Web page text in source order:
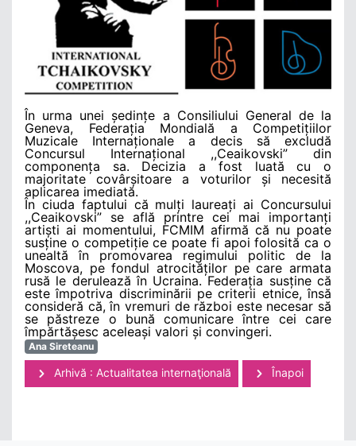
În urma unei ședințe a Consiliului General de la
Geneva, Federația Mondială a Competițiilor
Muzicale Internaționale a decis să excludă
Concursul Internațional ,,Ceaikovski” din
componența sa. Decizia a fost luată cu o
majoritate covârșitoare a voturilor și necesită
aplicarea imediată.
În ciuda faptului că mulți laureați ai Concursului
,,Ceaikovski” se află printre cei mai importanți
artiști ai momentului, FCMIM afirmă că nu poate
susține o competiție ce poate fi apoi folosită ca o
unealtă în promovarea regimului politic de la
Moscova, pe fondul atrocităților pe care armata
rusă le derulează în Ucraina. Federația susține că
este împotriva discriminării pe criterii etnice, însă
consideră că, în vremuri de război este necesar să
se păstreze o bună comunicare între cei care
împărtășesc aceleași valori și convingeri.
Ana Sireteanu
Arhivă : Actualitatea internaţională Înapoi